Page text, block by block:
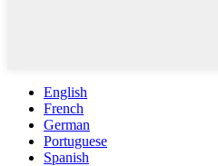
English
French
German
Portuguese
Spanish